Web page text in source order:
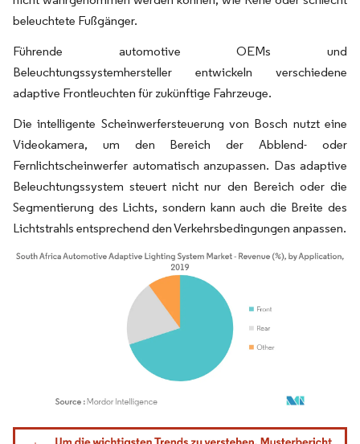
beleuchtete Fußgänger.
Führende automotive OEMs und
Beleuchtungssystemhersteller entwickeln verschiedene
adaptive Frontleuchten für zukünftige Fahrzeuge.
Die intelligente Scheinwerfersteuerung von Bosch nutzt eine
Videokamera, um den Bereich der Abblend- oder
Fernlichtscheinwerfer automatisch anzupassen. Das adaptive
Beleuchtungssystem steuert nicht nur den Bereich oder die
Segmentierung des Lichts, sondern kann auch die Breite des
Lichtstrahls entsprechend den Verkehrsbedingungen anpassen.
Bild © Mordor Intelligence. Wiederverwendung erfordert Namensnennung gemäß